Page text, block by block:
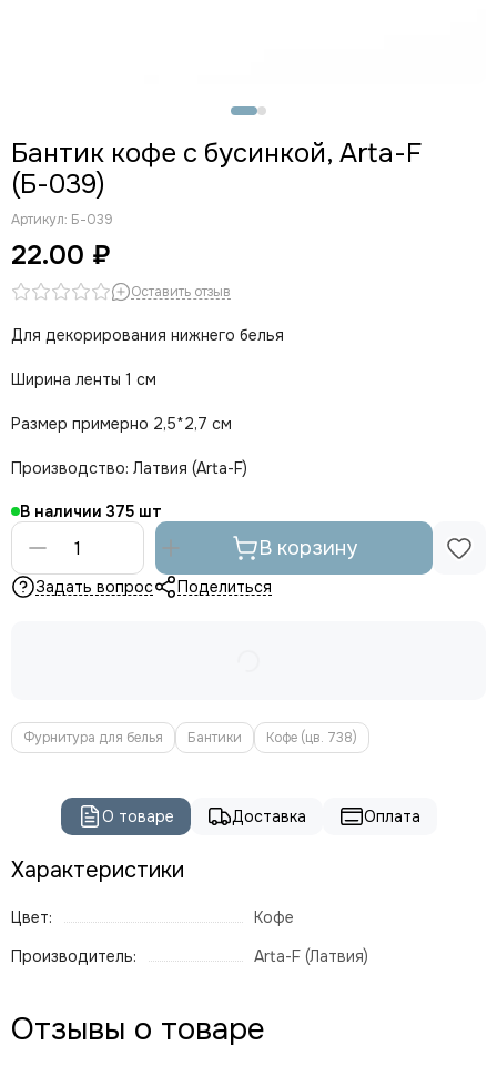
Бантик кофе с бусинкой, Arta-F
(Б-039)
Артикул: Б-039
22.00 ₽
Оставить отзыв
Для декорирования нижнего белья
Ширина ленты 1 см
Размер примерно 2,5*2,7 см
Производство: Латвия (Arta-F)
В наличии 375
В корзину
Задать вопрос Поделиться
Фурнитура для белья Бантики Кофе (цв. 738)
О товаре Доставка Оплата
Характеристики
Цвет:
Кофе
Производитель:
Arta-F (Латвия)
Отзывы о товаре